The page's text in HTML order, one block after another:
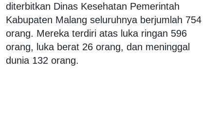
diterbitkan Dinas Kesehatan Pemerintah
Kabupaten Malang seluruhnya berjumlah 754
orang. Mereka terdiri atas luka ringan 596
orang, luka berat 26 orang, dan meninggal
dunia 132 orang.